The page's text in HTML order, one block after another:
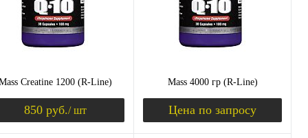
клубника шоколад
банан
Creatine 1200 (R-Line)
850 руб./ шт
Mass 4000 гр (R-Line)
Цена по запросу